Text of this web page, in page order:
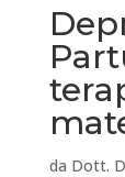
da Dott.